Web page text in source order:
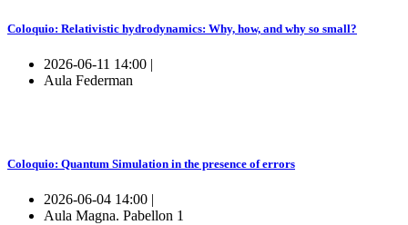
Coloquio: Relativistic hydrodynamics: Why, how, and why so small?
2026-06-11 14:00 |
Aula Federman
Coloquio: Quantum Simulation in the presence of errors
2026-06-04 14:00 |
Aula Magna. Pabellon 1